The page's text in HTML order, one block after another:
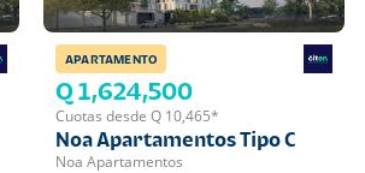
APARTAMENTO
Q 1,624,500
Cuotas desde Q 10,465*
Noa Apartamentos Tipo C
Noa Apartamentos